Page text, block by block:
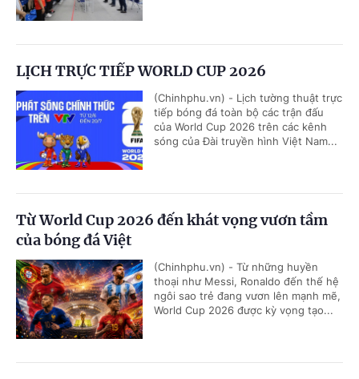
LỊCH TRỰC TIẾP WORLD CUP 2026
(Chinhphu.vn) - Lịch tường thuật trực
tiếp bóng đá toàn bộ các trận đấu
của World Cup 2026 trên các kênh
sóng của Đài truyền hình Việt Nam...
Từ World Cup 2026 đến khát vọng vươn tầm
của bóng đá Việt
(Chinhphu.vn) - Từ những huyền
thoại như Messi, Ronaldo đến thế hệ
ngôi sao trẻ đang vươn lên mạnh mẽ,
World Cup 2026 được kỳ vọng tạo...